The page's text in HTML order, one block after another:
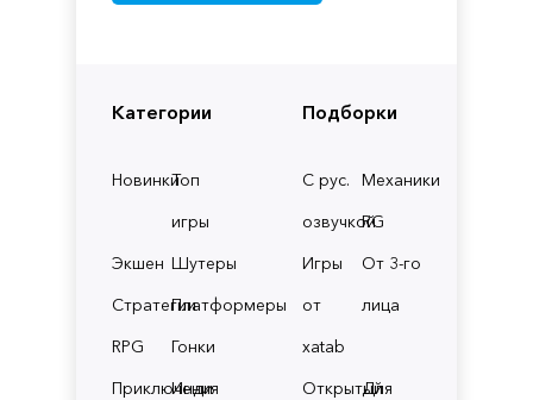
Категории
НовинкиТоп
игры
Экшен Шутеры
СтратегииПлатформеры
RPG
Гонки
Приключения
Инди
Подборки
С рус.
озвучкой
Механики
RG
Игры
от
xatab
От 3-го
лица
Открытый
Для